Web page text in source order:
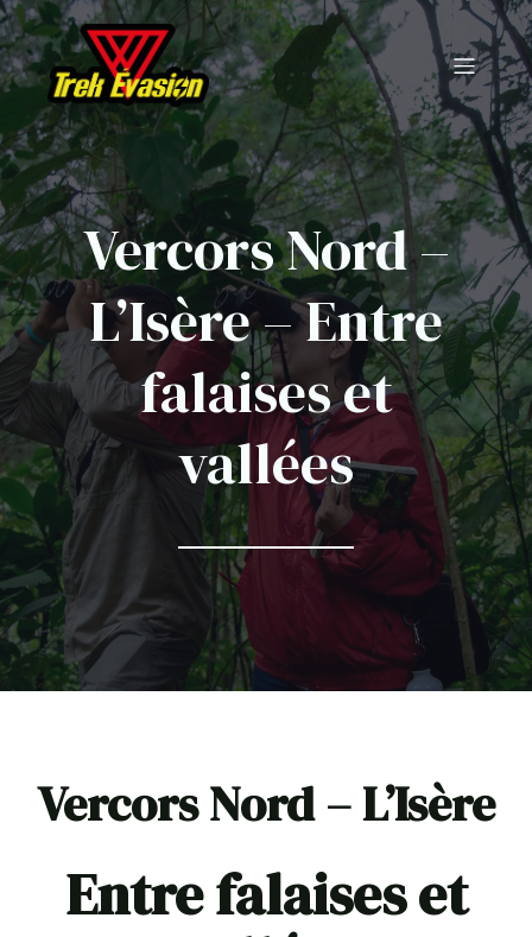
Vercors Nord –
L’Isère – Entre
falaises et
vallées
Vercors Nord – L’Isère
Entre falaises et